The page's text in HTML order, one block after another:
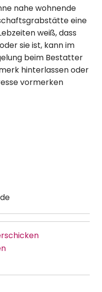
nahe wohnende
eine
weiß, dass
sie ist, kann im
beim Bestatter
hinterlassen oder
vormerken